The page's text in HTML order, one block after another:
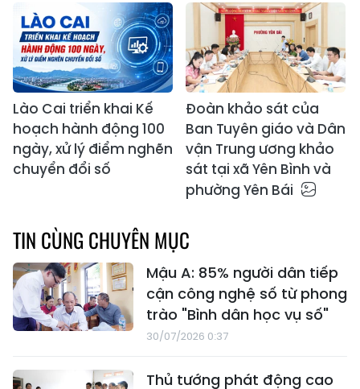
Lào Cai triển khai Kế
hoạch hành động 100
ngày, xử lý điểm nghẽn
chuyển đổi số
Đoàn khảo sát của
Ban Tuyên giáo và Dân
vận Trung ương khảo
sát tại xã Yên Bình và
phường Yên Bái
TIN CÙNG CHUYÊN MỤC
Mậu A: 85% người dân tiếp
cận công nghệ số từ phong
trào "Bình dân học vụ số"
30/07/2026 0:37
Thủ tướng phát động cao